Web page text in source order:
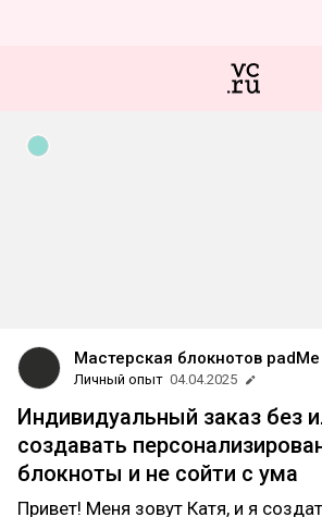
Мастерская блокнотов padMe
Личный опыт 04.04.2025
Индивидуальный заказ без
создавать
блокноты и не сойти с ума
Привет! Меня зовут Катя, и я